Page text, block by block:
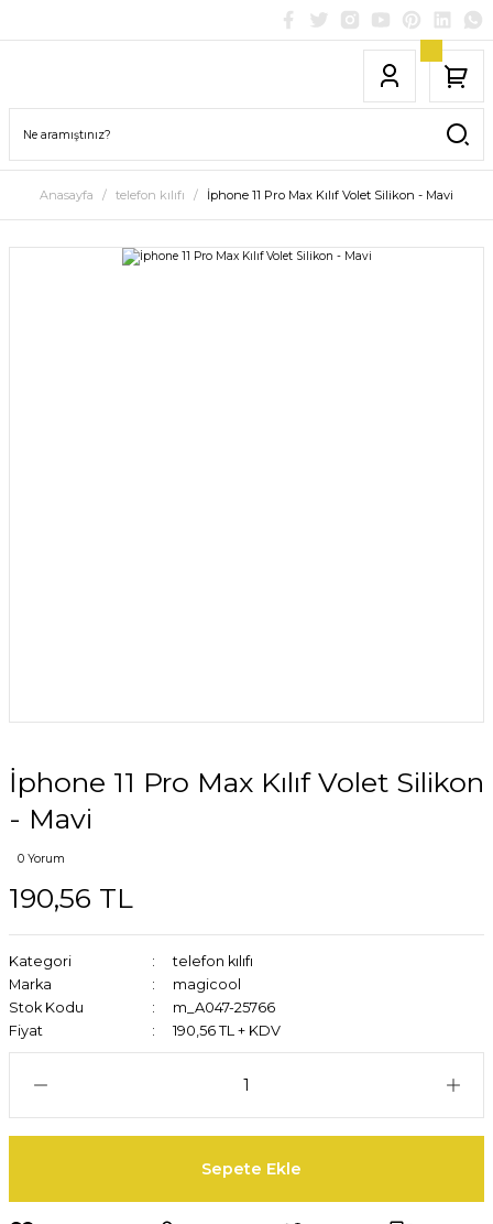
Anasayfa telefon kılıfı İphone 11 Pro Max Kılıf Volet Silikon - Mavi
İphone 11 Pro Max Kılıf Volet Silikon
- Mavi
0 Yorum
190,56 TL
Kategori
telefon kılıfı
Marka
magicool
Stok Kodu
m_A047-25766
Fiyat
190,56 TL + KDV
Sepete Ekle